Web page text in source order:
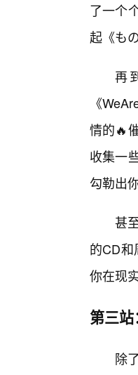
了一个
起《も
再
《
情的🔥
收集一
勾勒出
甚
的CD
你在现
第三
除